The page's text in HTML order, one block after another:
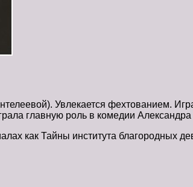
Увлекается фехтованием.
главную роль в комедии
как Тайны института благородных